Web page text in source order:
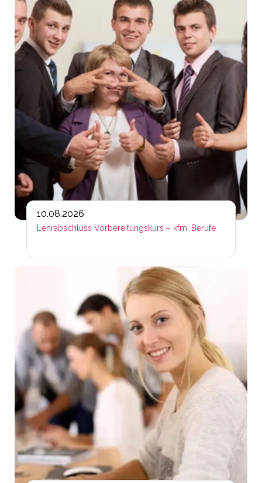
10.08.2026
Lehrabschluss Vorbereitungskurs – kfm. Berufe